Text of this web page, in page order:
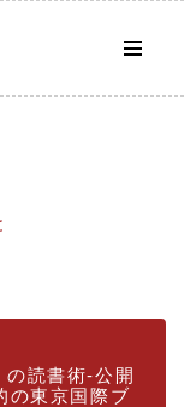
の読書術-公開
の東京国際ブ